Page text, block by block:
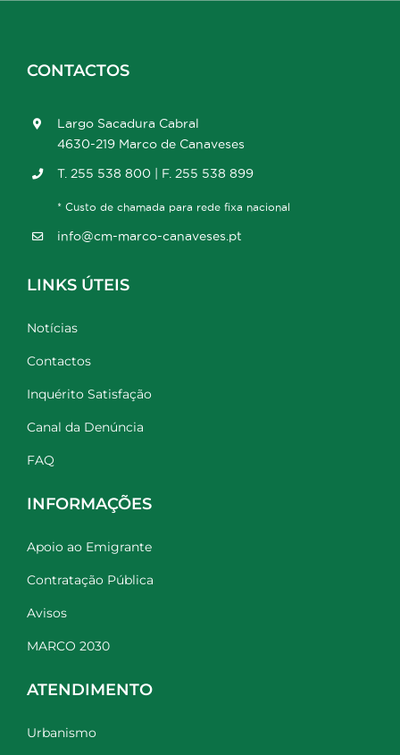
CONTACTOS
Largo Sacadura Cabral
4630-219 Marco de Canaveses
T. 255 538 800 | F. 255 538 899
* Custo de chamada para rede fixa nacional
info@cm-marco-canaveses.pt
LINKS ÚTEIS
Notícias
Contactos
Inquérito Satisfação
Canal da Denúncia
FAQ
INFORMAÇÕES
Apoio ao Emigrante
Contratação Pública
Avisos
MARCO 2030
ATENDIMENTO
Urbanismo